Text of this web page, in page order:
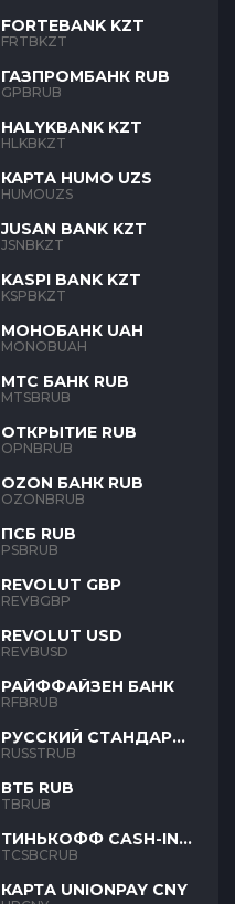
FORTEBANK KZT
FRTBKZT
ГАЗПРОМБАНК RUB
GPBRUB
HALYKBANK KZT
HLKBKZT
КАРТА HUMO UZS
HUMOUZS
JUSAN BANK KZT
JSNBKZT
KASPI BANK KZT
KSPBKZT
МОНОБАНК UAH
MONOBUAH
МТС БАНК RUB
MTSBRUB
ОТКРЫТИЕ RUB
OPNBRUB
OZON БАНК RUB
OZONBRUB
ПСБ RUB
PSBRUB
REVOLUT GBP
REVBGBP
REVOLUT USD
REVBUSD
РАЙФФАЙЗЕН БАНК
RFBRUB
РУССКИЙ СТАНДАРТ
RUB
RUSSTRUB
ВТБ RUB
TBRUB
ТИНЬКОФФ CASH-IN
RUB
TCSBCRUB
КАРТА UNIONPAY CNY